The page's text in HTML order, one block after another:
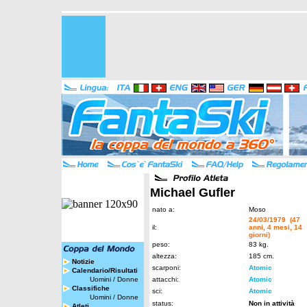
Notizie
Calendario/Risultati
Uomini / Donne
Classifiche
Uomini / Donne
Michael Gufler
nato a: Moso
il:
24/03/1979 (47
anni, 4 mesi, 14
giorni)
peso:
83 kg.
altezza:
185 cm.
scarponi:
Atomic
attacchi:
Atomic
sci:
Atomic
status:
Non in attività